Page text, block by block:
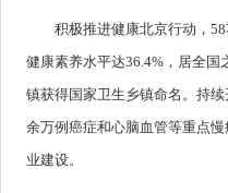
积极推进健康北京行动，
健康素养水平达36.4%，居全
镇获得国家卫生乡镇命名。持
余万例癌症和心脑血管等重点
业建设。